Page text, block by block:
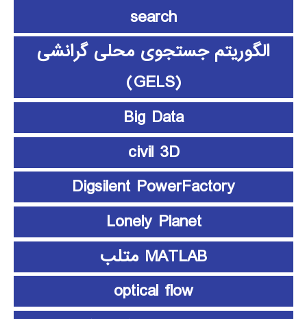
search
الگوریتم جستجوی محلی گرانشی
(GELS)
Big Data
civil 3D
Digsilent PowerFactory
Lonely Planet
MATLAB متلب
optical flow